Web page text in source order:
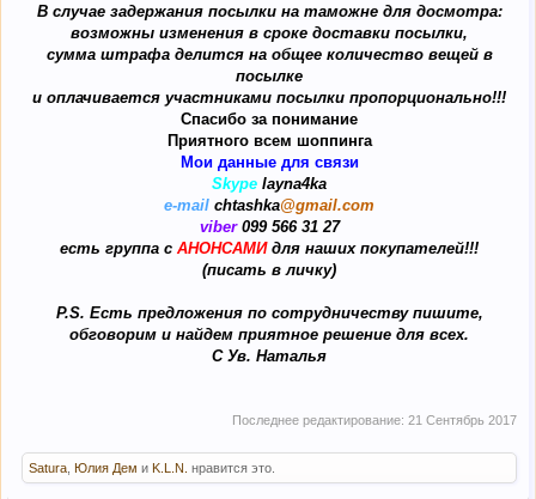
В случае задержания посылки на таможне для досмотра:
возможны изменения в сроке доставки посылки,
сумма штрафа делится на общее количество вещей в
посылке
и оплачивается участниками посылки пропорционально!!!
Спасибо за понимание
Приятного всем шоппинга
Мои данные для связи
Skype layna4ka
e-mail chtashka@gmail.com
viber099 566 31 27
есть группа с АНОНСАМИдля наших покупателей!!!
(писать в личку)
P.S. Есть предложения по сотрудничеству пишите,
обговорим и найдем приятное решение для всех.
C Ув. Наталья
Последнее редактирование: 21 Сентябрь 2017
Satura Юлия Дем и K.L.N. нравится это.